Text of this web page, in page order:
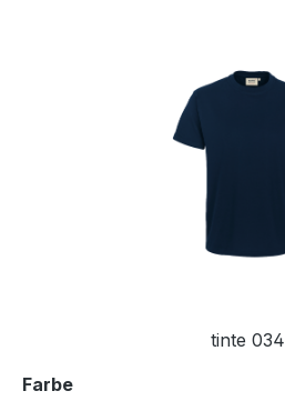
tinte 034
Farbeauswählen